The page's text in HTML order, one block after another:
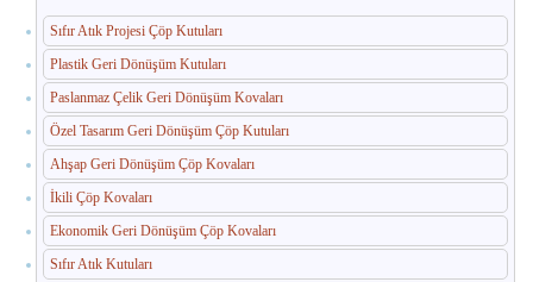
Paslanmaz Havuz Ekipmanları
🛒 TEKLIF SEPETIM
İLETIŞIM
Sıfır Atık Projesi Çöp Kutuları
Plastik Geri Dönüşüm Kutuları
Paslanmaz Çelik Geri Dönüşüm Kovaları
Özel Tasarım Geri Dönüşüm Çöp Kutuları
Ahşap Geri Dönüşüm Çöp Kovaları
İkili Çöp Kovaları
Ekonomik Geri Dönüşüm Çöp Kovaları
Sıfır Atık Kutuları